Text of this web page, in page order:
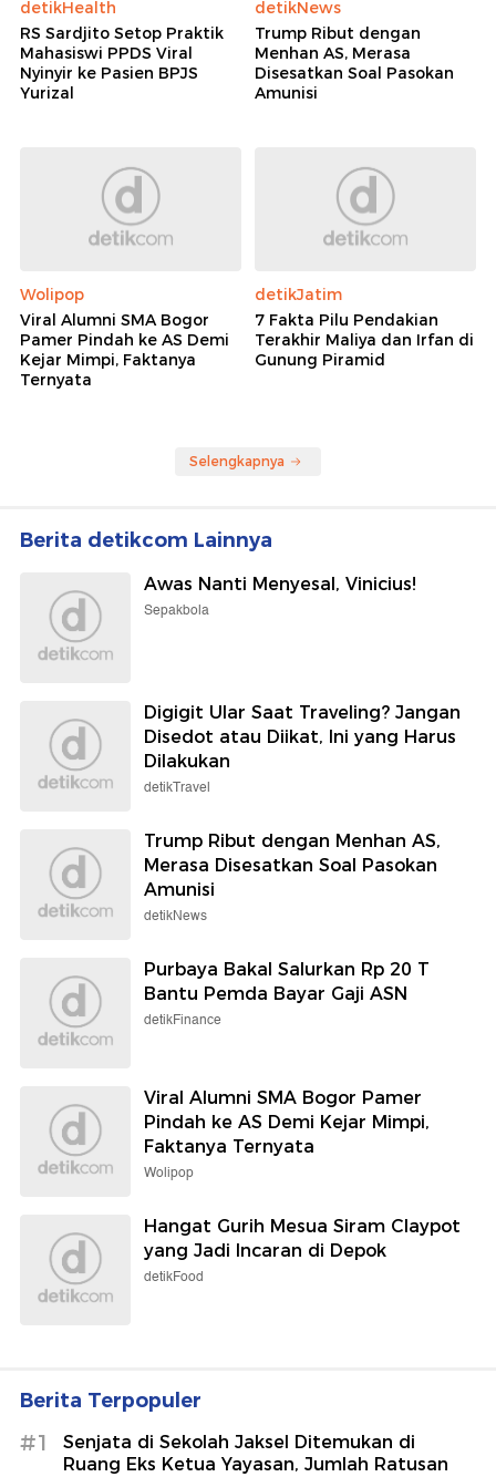
detikHealth
RS Sardjito Setop Praktik
Mahasiswi PPDS Viral
Nyinyir ke Pasien BPJS
Yurizal
detikNews
Trump Ribut dengan
Menhan AS, Merasa
Disesatkan Soal Pasokan
Amunisi
Wolipop
Viral Alumni SMA Bogor
Pamer Pindah ke AS Demi
Kejar Mimpi, Faktanya
Ternyata
detikJatim
7 Fakta Pilu Pendakian
Terakhir Maliya dan Irfan di
Gunung Piramid
Selengkapnya
Berita detikcom Lainnya
Awas Nanti Menyesal, Vinicius!
Sepakbola
Digigit Ular Saat Traveling? Jangan
Disedot atau Diikat, Ini yang Harus
Dilakukan
detikTravel
Trump Ribut dengan Menhan AS,
Merasa Disesatkan Soal Pasokan
Amunisi
detikNews
Purbaya Bakal Salurkan Rp 20 T
Bantu Pemda Bayar Gaji ASN
detikFinance
Viral Alumni SMA Bogor Pamer
Pindah ke AS Demi Kejar Mimpi,
Faktanya Ternyata
Wolipop
Hangat Gurih Mesua Siram Claypot
yang Jadi Incaran di Depok
detikFood
Berita Terpopuler
#1
Senjata di Sekolah Jaksel Ditemukan di
Ruang Eks Ketua Yayasan, Jumlah Ratusan